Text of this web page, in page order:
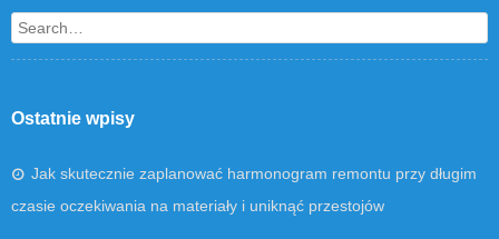
Search
Ostatnie wpisy
Jak skutecznie zaplanować harmonogram remontu przy długim
czasie oczekiwania na materiały i uniknąć przestojów